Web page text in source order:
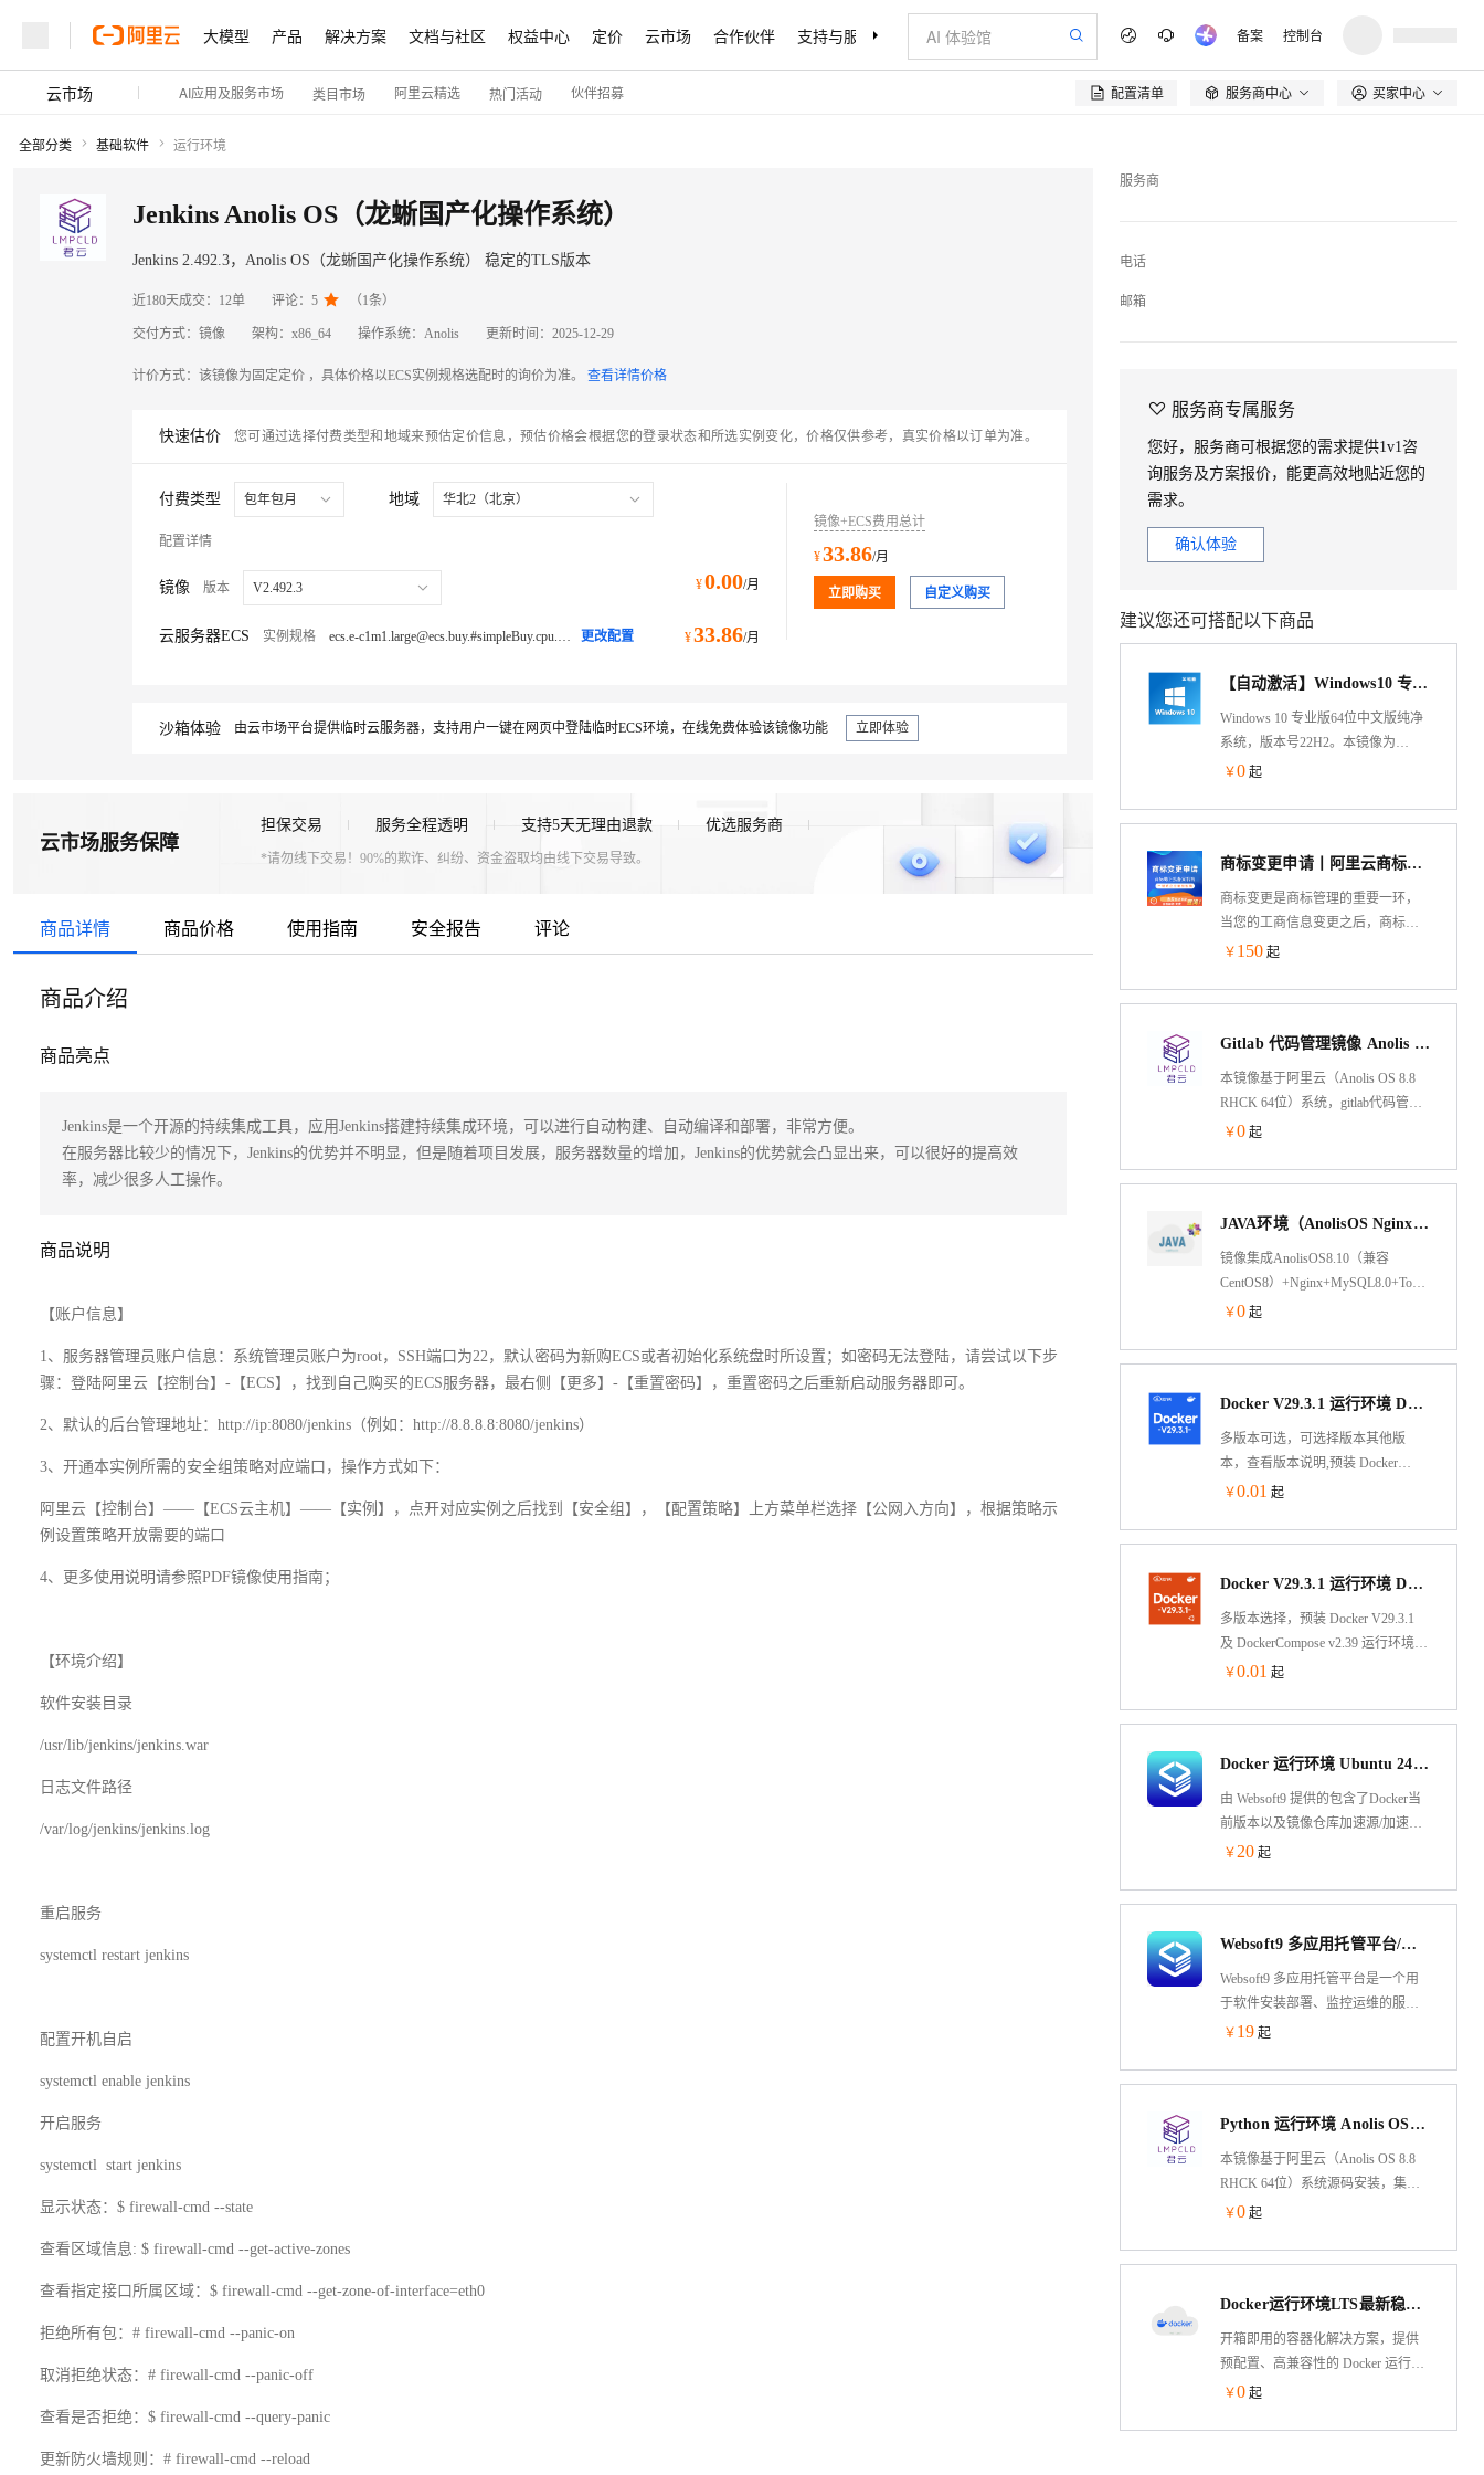
大模型 产品 解决方案 文档与社区 权益中心 定价 云市场 合作伙伴 支持与服务 了解阿里云 备案 控制台
云市场 AI应用及服务市场 类目市场 阿里云精选 热门活动 伙伴招募 配置清单  服务商中心 买家中心
全部分类 基础软件 运行环境
Jenkins Anolis OS（龙蜥国产化操作系统）
Jenkins 2.492.3，Anolis OS（龙蜥国产化操作系统） 稳定的TLS版本
近180天成交： 12单 评论： 5  （1条）
交付方式： 镜像 架构： x86_64 操作系统： Anolis 更新时间： 2025-12-29
计价方式： 该镜像为固定定价 ，具体价格以ECS实例规格选配时的询价为准。 查看详情价格
快速估价 您可通过选择付费类型和地域来预估定价信息，预估价格会根据您的登录状态和所选实例变化，价格仅供参考，真实价格以订单为准。
付费类型 包年包月 地域 华北2（北京）
配置详情
镜像 版本 V2.492.3 ¥0.00/月
云服务器ECS 实例规格 ecs.e-c1m1.large@ecs.buy.#simpleBuy.cpu.memory经济型 e 更改配置 ¥33.86/月
镜像+ECS费用总计
¥33.86/月
立即购买 自定义购买
沙箱体验 由云市场平台提供临时云服务器，支持用户一键在网页中登陆临时ECS环境，在线免费体验该镜像功能 立即体验
云市场服务保障
担保交易 服务全程透明 支持5天无理由退款 优选服务商
*请勿线下交易！90%的欺诈、纠纷、资金盗取均由线下交易导致。
商品详情 商品价格 使用指南 安全报告 评论
商品介绍
商品亮点
Jenkins是一个开源的持续集成工具，应用Jenkins搭建持续集成环境，可以进行自动构建、自动编译和部署，非常方便。
在服务器比较少的情况下，Jenkins的优势并不明显，但是随着项目发展，服务器数量的增加，Jenkins的优势就会凸显出来，可以很好的提高效
率，减少很多人工操作。
商品说明
【账户信息】
1、服务器管理员账户信息：系统管理员账户为root，SSH端口为22，默认密码为新购ECS或者初始化系统盘时所设置；如密码无法登陆，请尝试以下步
骤：登陆阿里云【控制台】-【ECS】，找到自己购买的ECS服务器，最右侧【更多】-【重置密码】，重置密码之后重新启动服务器即可。
2、默认的后台管理地址：http://ip:8080/jenkins（例如：http://8.8.8.8:8080/jenkins）
3、开通本实例所需的安全组策略对应端口，操作方式如下：
阿里云【控制台】——【ECS云主机】——【实例】，点开对应实例之后找到【安全组】，【配置策略】上方菜单栏选择【公网入方向】，根据策略示
例设置策略开放需要的端口
4、更多使用说明请参照PDF镜像使用指南；
【环境介绍】
软件安装目录
/usr/lib/jenkins/jenkins.war
日志文件路径
/var/log/jenkins/jenkins.log
重启服务
systemctl restart jenkins
配置开机自启
systemctl enable jenkins
开启服务
systemctl start jenkins
显示状态：$ firewall-cmd --state
查看区域信息: $ firewall-cmd --get-active-zones
查看指定接口所属区域：$ firewall-cmd --get-zone-of-interface=eth0
拒绝所有包：# firewall-cmd --panic-on
取消拒绝状态：# firewall-cmd --panic-off
查看是否拒绝：$ firewall-cmd --query-panic
更新防火墙规则：# firewall-cmd --reload
服务商
电话
邮箱
 服务商专属服务
您好，服务商可根据您的需求提供1v1咨
询服务及方案报价，能更高效地贴近您的
需求。
确认体验
建议您还可搭配以下商品
【自动激活】Windows10 专业版 中文稳定版 V22H2 64位win10
Windows 10 专业版64位中文版纯净
系统，版本号22H2。本镜像为
Win10自动激活版本，镜像集成云安
￥0 起
商标变更申请丨阿里云商标服务商
商标变更是商标管理的重要一环，
当您的工商信息变更之后，商标信
息也应随之变更，否则在授权、转
供变更代理服务。
￥ 150 起
Gitlab 代码管理镜像 Anolis OS（龙蜥国产化操作系统）
本镜像基于阿里云（Anolis OS 8.8
RHCK 64位）系统，gitlab代码管理
镜像使用官网rpm包安装，会自动安
￥0 起
JAVA环境（AnolisOS Nginx Tomcat8 JDK）
镜像集成AnolisOS8.10（兼容
CentOS8）
Nginx处理静态资源，Tomcat以apr模
￥0 起
Docker V29.3.1 运行环境 Docker-compose Aliyun Linux 3 LTS 64位
多版本可选，可选择版本其他版
本，查看版本说明,预装 Docker
V29.3.1 运行环境 Docker-compose
署，快速部署维护。允许实例简
单、快速地扩展。
￥0.01 起
Docker V29.3.1 运行环境 DockerCompose v2.39 Ubuntu 24.04 LTS 64 位
多版本选择，预装 Docker V29.3.1
及 DockerCompose v2.39 运行环境
基于Ubuntu 24.04 LTS 64-bit，可通
￥0.01 起
Docker 运行环境 Ubuntu 24.04（含可视化面板）
由 Websoft9 提供的包含了Docker当
前版本以及镜像仓库加速源/加速器
的 Ubuntu 镜像，预装可视化 Docker
应用部署建议。
￥ 20 起
Websoft9 多应用托管平台/运维面板/服务器管理（入门版）
Websoft9 多应用托管平台是一个用
于软件安装部署、监控运维的服务
器面板&PaaS 平台。它遵循 GitOps
等 300+个可一键部署的应用模板。
￥ 19 起
Python 运行环境 Anolis OS（龙蜥国产化操作系统）
本镜像基于阿里云（Anolis OS 8.8
RHCK 64位）系统源码安装，集成
的Python环境基于yum安装，包含
￥0 起
Docker运行环境LTS最新稳定版
开箱即用的容器化解决方案，提供
预配置、高兼容性的 Docker 运行环
境镜像，支持快速部署于阿里云
￥0 起